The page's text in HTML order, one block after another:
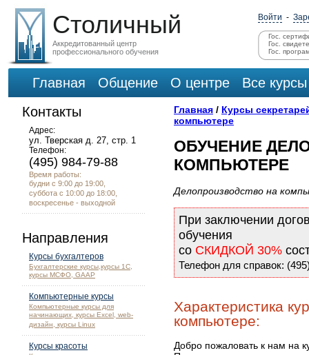
Столичный
Аккредитованный центр
профессионального обучения
Войти -
Гос.
Гос.
Гос.
Главная Общение О центре
Все курсы
Контакты
Адрес:
ул. Тверская д. 27, стр. 1
Телефон:
(495) 984-79-88
Время работы:
будни с 9:00 до 19:00,
суббота с 10:00 до 18:00,
воскресенье - выходной
Направления
Курсы бухгалтеров
Бухгалтерские курсы,курсы 1С,
курсы МСФО, GAAP
Компьютерные курсы
Компьютерные курсы для
начинающих, курсы Excel, web-
дизайн, курсы Linux
Курсы красоты
Главная / Курсы
компьютере
ОБУЧЕНИЕ
КОМПЬЮТЕРЕ
Делопроизводство на
При заключении
обучения
со СКИДКОЙ 30%
Телефон для справок:
Характеристика
компьютере:
Добро пожаловать к нам на